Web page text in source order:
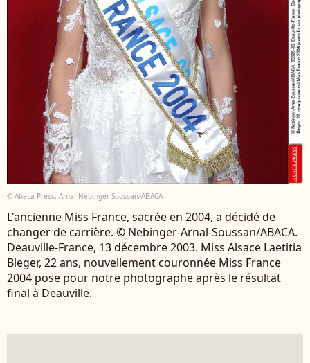
© Abaca Press, Arnal-Nebinger-Soussan/ABACA
L'ancienne Miss France, sacrée en 2004, a décidé de
changer de carrière. © Nebinger-Arnal-Soussan/ABACA.
Deauville-France, 13 décembre 2003. Miss Alsace Laetitia
Bleger, 22 ans, nouvellement couronnée Miss France
2004 pose pour notre photographe après le résultat
final à Deauville.